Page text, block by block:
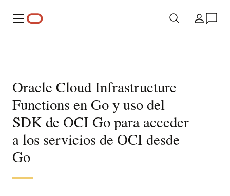
Menú País
Oracle Cloud Infrastructure
Functions en Go y uso del
SDK de OCI Go para acceder
a los servicios de OCI desde
Go